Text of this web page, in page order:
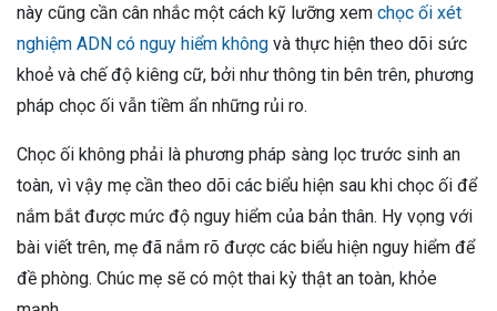
này cũng cần cân nhắc một cách kỹ lưỡng xem chọc ối xét
nghiệm ADN có nguy hiểm không và thực hiện theo dõi sức
khoẻ và chế độ kiêng cữ, bởi như thông tin bên trên, phương
pháp chọc ối vẫn tiềm ẩn những rủi ro.
Chọc ối không phải là phương pháp sàng lọc trước sinh an
toàn, vì vậy mẹ cần theo dõi các biểu hiện sau khi chọc ối để
nắm bắt được mức độ nguy hiểm của bản thân. Hy vọng với
bài viết trên, mẹ đã nắm rõ được các biểu hiện nguy hiểm để
đề phòng. Chúc mẹ sẽ có một thai kỳ thật an toàn, khỏe